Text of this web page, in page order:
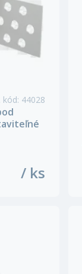
kód: 44028
/ ks